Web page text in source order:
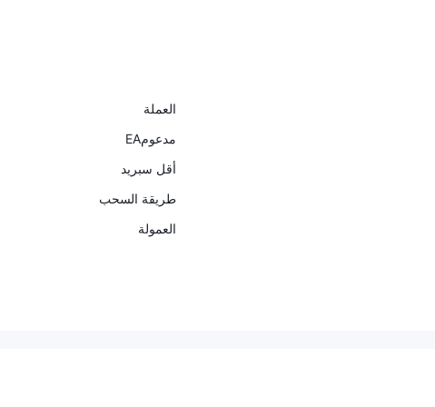
العملة
مدعومEA
أقل سبريد
طريقة السحب
العمولة